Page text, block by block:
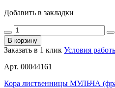
Добавить в закладки
В корзину
Заказать в 1 клик Условия
Арт. 00044161
Кора лиственницы МУЛЬЧА